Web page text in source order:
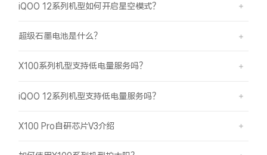
iQOO 12系列机型如何开启星空模式？
超级石墨电池是什么？
X100系列机型支持低电量服务吗？
iQOO 12系列机型支持低电量服务吗？
X100 Pro自研芯片V3介绍